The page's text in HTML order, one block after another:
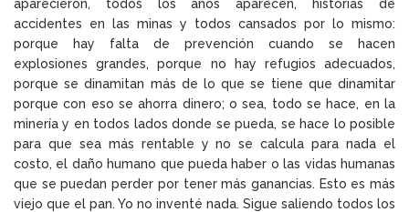
aparecieron, todos los años aparecen, historias de
accidentes en las minas y todos cansados por lo mismo:
porque hay falta de prevención cuando se hacen
explosiones grandes, porque no hay refugios adecuados,
porque se dinamitan más de lo que se tiene que dinamitar
porque con eso se ahorra dinero; o sea, todo se hace, en la
minería y en todos lados donde se pueda, se hace lo posible
para que sea más rentable y no se calcula para nada el
costo, el daño humano que pueda haber o las vidas humanas
que se puedan perder por tener más ganancias. Esto es más
viejo que el pan. Yo no inventé nada. Sigue saliendo todos los